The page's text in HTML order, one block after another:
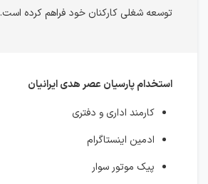
توسعه شغلی کارکنان خود فراهم کرده است.
استخدام پارسیان عصر هدی ایرانیان
کارمند اداری و دفتری
ادمین اینستاگرام
پیک موتور سوار